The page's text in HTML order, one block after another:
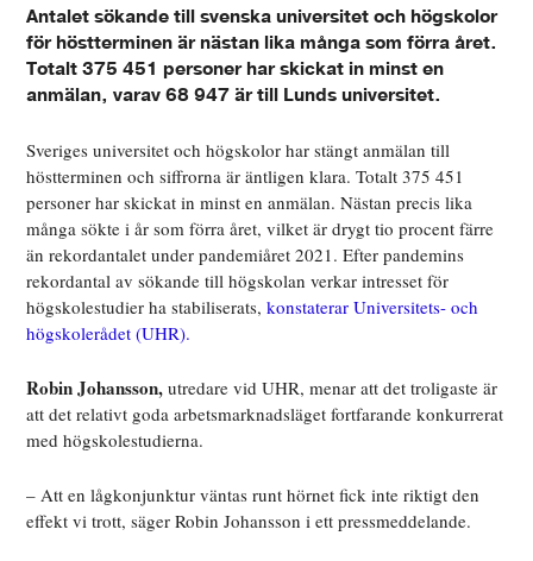
Antalet sökande till svenska universitet och högskolor
för höstterminen är nästan lika många som förra året.
Totalt 375 451 personer har skickat in minst en
anmälan, varav 68 947 är till Lunds universitet.
Sveriges universitet och högskolor har stängt anmälan till
höstterminen och siffrorna är äntligen klara. Totalt 375 451
personer har skickat in minst en anmälan. Nästan precis lika
många sökte i år som förra året, vilket är drygt tio procent färre
än rekordantalet under pandemiåret 2021. Efter pandemins
rekordantal av sökande till högskolan verkar intresset för
högskolestudier ha stabiliserats,konstaterar Universitets- och
högskolerådet (UHR).
Robin Johansson, utredare vid UHR, menar att det troligaste är
att det relativt goda arbetsmarknadsläget fortfarande konkurrerat
med högskolestudierna.
– Att en lågkonjunktur väntas runt hörnet fick inte riktigt den
effekt vi trott, säger Robin Johansson i ett pressmeddelande.